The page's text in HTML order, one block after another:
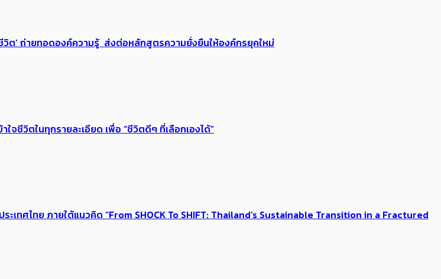
ต’ ถ่ายทอดองค์ความรู้ ส่งต่อหลักสูตรความยั่งยืนให้องค์กรยุคใหม่
จชีวิตในทุกรายละเอียด เพื่อ “ชีวิตดีๆ ที่เลือกเองได้”
ทศไทย ภายใต้แนวคิด “From SHOCK To SHIFT: Thailand’s Sustainable Transition in a Fractured